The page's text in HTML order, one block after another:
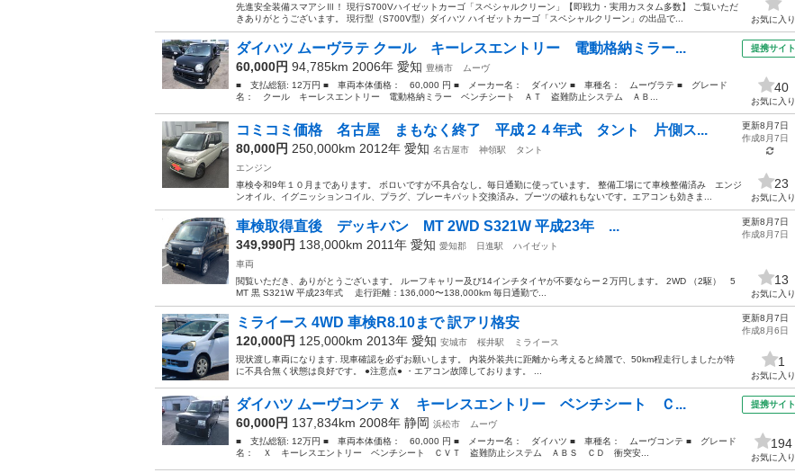
先進安全装備スマアシⅢ！ 現行S700Vハイゼットカーゴ「スペシャルクリーン」【即戦力・実用カスタム多数】 ご覧いただ
きありがとうございます。 現行型（S700V型）ダイハツ ハイゼットカーゴ「スペシャルクリーン」の出品で...
お気に入り
ダイハツ ムーヴラテ クール キーレスエントリー 電動格納ミラー...
60,000円 94,785km 2006年 愛知 豊橋市
ムーヴ
■ 支払総額: 12万円 ■ 車両本体価格： 60,000 円 ■ メーカー名： ダイハツ ■ 車種名： ムーヴラテ ■ グレード
名： クール キーレスエントリー 電動格納ミラー ベンチシート ＡＴ 盗難防止システム ＡＢ...
提携サイト
40
お気に入り
コミコミ価格 名古屋 まもなく終了 平成２４年式 タント 片側ス...
80,000円 250,000km 2012年 愛知 名古屋市 神領駅
タント
エンジン
車検令和9年１０月まであります。 ボロいですが不具合なし。毎日通勤に使っています。 整備工場にて車検整備済み エンジ
ンオイル、イグニッションコイル、プラグ、ブレーキパット交換済み。ブーツの破れもないです。エアコンも効きま...
更新8月7日
作成8月7日
23
お気に入り
車検取得直後 デッキバン MT 2WD S321W 平成23年 ...
349,990円 138,000km 2011年 愛知 愛知郡 日進駅
ハイゼット
車両
閲覧いただき、ありがとうございます。 ルーフキャリー及び14インチタイヤが不要ならー２万円します。 2WD （2駆） 5
MT 黒 S321W 平成23年式 走行距離：136,000〜138,000km 毎日通勤で...
更新8月7日
作成8月7日
13
お気に入り
ミライース 4WD 車検R8.10まで 訳アリ格安
120,000円 125,000km 2013年 愛知 安城市 桜井駅
ミライース
現状渡し車両になります. 現車確認を必ずお願いします。 内装外装共に距離から考えると綺麗で、50km程走行しましたが特
に不具合無く状態は良好です。 ●注意点● ・エアコン故障しております。 ...
更新8月7日
作成8月6日
1
お気に入り
ダイハツ ムーヴコンテ Ｘ キーレスエントリー ベンチシート Ｃ...
60,000円 137,834km 2008年 静岡 浜松市
ムーヴ
■ 支払総額: 12万円 ■ 車両本体価格： 60,000 円 ■ メーカー名： ダイハツ ■ 車種名： ムーヴコンテ ■ グレード
名： Ｘ キーレスエントリー ベンチシート ＣＶＴ 盗難防止システム ＡＢＳ ＣＤ 衝突安...
提携サイト
194
お気に入り